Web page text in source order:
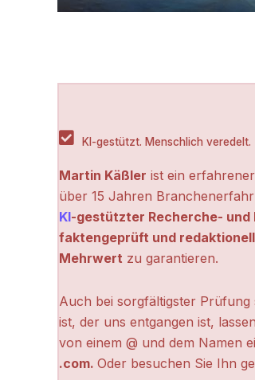
KI-gestützt. Menschlich veredelt.
Martin Käßler ist ein erfahrener
über 15 Jahren
KI-gestützter Recherche- und
faktengeprüft und
Mehrwert zu garantieren.
Auch bei sorgfältigster
ist, der uns entgangen ist,
von einem @ und dem Namen
.com. Oder besuchen Sie Ihn